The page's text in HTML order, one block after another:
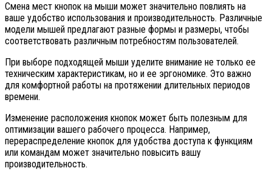
Смена мест кнопок на мыши может значительно повлиять на
ваше удобство использования и производительность. Различные
модели мышей предлагают разные формы и размеры, чтобы
соответствовать различным потребностям пользователей.
При выборе подходящей мыши уделите внимание не только ее
техническим характеристикам, но и ее эргономике. Это важно
для комфортной работы на протяжении длительных периодов
времени.
Изменение расположения кнопок может быть полезным для
оптимизации вашего рабочего процесса. Например,
перераспределение кнопок для удобства доступа к функциям
или командам может значительно повысить вашу
производительность.